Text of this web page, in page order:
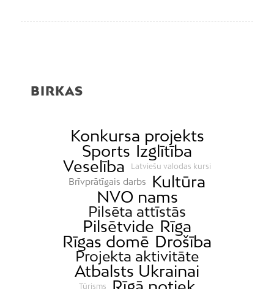
BIRKAS
Konkursa projekts
Sports Izglītība
Veselība
Latviešu valodas kursi
Brīvprātīgais darbs
Kultūra
NVO nams
Pilsēta attīstās
Pilsētvide Rīga
Rīgas domē Drošība
Projekta aktivitāte
Atbalsts Ukrainai
Tūrisms